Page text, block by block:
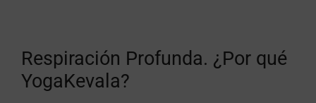
Respiración Profunda. ¿Por qué
YogaKevala?